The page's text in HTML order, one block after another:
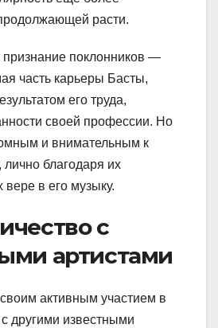
расти.
признание поклонников —
часть карьеры Басты,
его труда,
своей профессии. Но
и внимательным к
благодаря их
вере в его музыку.
с
артистами
активным участием в
другими известными